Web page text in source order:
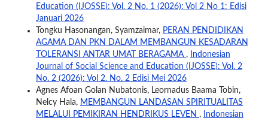
Education (IJOSSE): Vol. 2 No. 1 (2026): Vol 2 No 1: Edisi
Januari 2026
Tongku Hasonangan, Syamzaimar, PERAN PENDIDIKAN
AGAMA DAN PKN DALAM MEMBANGUN KESADARAN
TOLERANSI ANTAR UMAT BERAGAMA ,
Indonesian
Journal of Social Science and Education (IJOSSE): Vol. 2
No. 2 (2026): Vol 2. No. 2 Edisi Mei 2026
Agnes Afoan Golan Nubatonis, Leornadus Baama Tobin,
Nelcy Hala, MEMBANGUN LANDASAN SPIRITUALITAS
MELALUI PEMIKIRAN HENDRIKUS LEVEN ,
Indonesian